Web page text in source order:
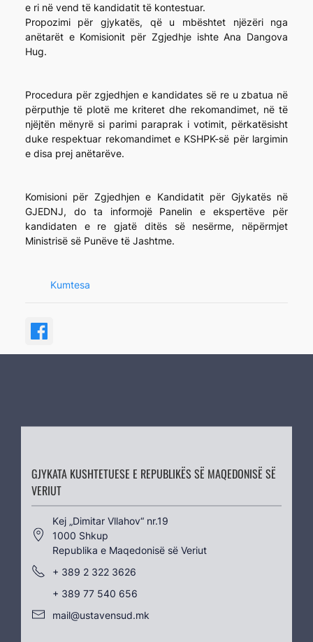
e ri në vend të kandidatit të kontestuar.
Propozimi për gjykatës, që u mbështet njëzëri nga
anëtarët e Komisionit për Zgjedhje ishte Ana Dangova
Hug.
Procedura për zgjedhjen e kandidates së re u zbatua në
përputhje të plotë me kriteret dhe rekomandimet, në të
njëjtën mënyrë si parimi paraprak i votimit, përkatësisht
duke respektuar rekomandimet e KSHPK-së për largimin
e disa prej anëtarëve.
Komisioni për Zgjedhjen e Kandidatit për Gjykatës në
GJEDNJ, do ta informojë Panelin e ekspertëve për
kandidaten e re gjatë ditës së nesërme, nëpërmjet
Ministrisë së Punëve të Jashtme.
Kumtesa
GJYKATA KUSHTETUESE E REPUBLIKËS SË MAQEDONISË SË
VERIUT
Kеј „Dimitar Vllahov“ nr.19
1000 Shkup
Republika e Maqedonisë së Veriut
+ 389 2 322 3626
+ 389 77 540 656
mail@ustavensud.mk